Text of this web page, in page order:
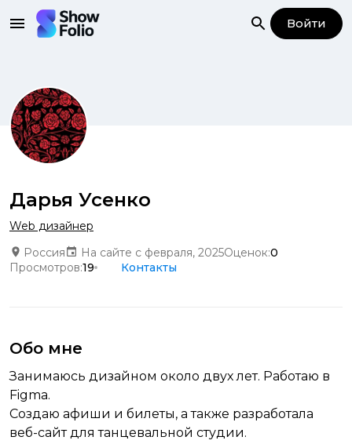
Войти
Дарья Усенко
Web дизайнер
Россия
На сайте с февраля, 2025Оценок:0
Просмотров:19 Контакты
Обо мне
Занимаюсь дизайном около двух лет. Работаю в
Figma.
Создаю афиши и билеты, а также разработала
веб-сайт для танцевальной студии.